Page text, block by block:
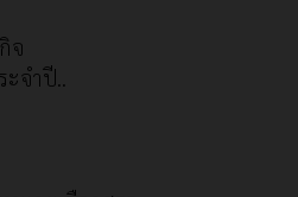
จ
จำปี..